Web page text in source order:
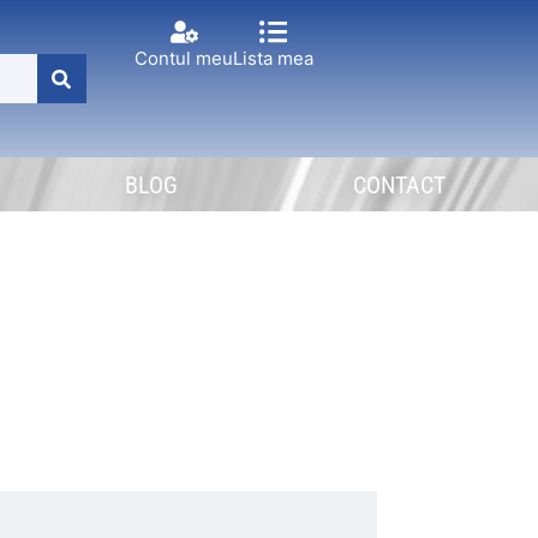
Contul meuLista mea
BLOG CONTACT